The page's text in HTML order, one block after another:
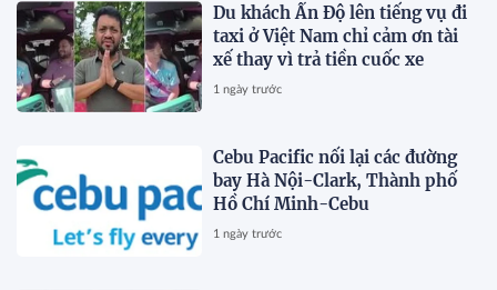
Du khách Ấn Độ lên tiếng vụ đi
taxi ở Việt Nam chỉ cảm ơn tài
xế thay vì trả tiền cuốc xe
1 ngày trước
Cebu Pacific nối lại các đường
bay Hà Nội-Clark, Thành phố
Hồ Chí Minh-Cebu
1 ngày trước